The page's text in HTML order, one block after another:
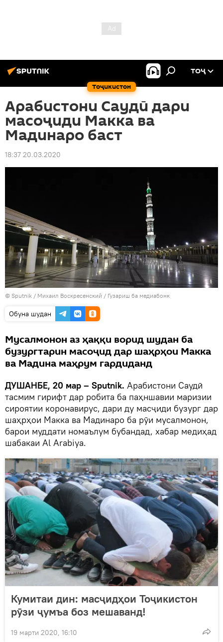
Тоҷикистон
ТОҶ
Арабистони Саудӣ дари
масоҷиди Макка ва
Мадинаро баст
18:37 20.03.2020
© Sputnik / Михаил Воскресенский / Гузариш ба медиабонк
Обуна шудан
Мусалмонон аз ҳаққи ворид шудан ба
бузургтарин масоҷид дар шаҳрҳои Макка
ва Мадина маҳрум гардиданд
ДУШАНБЕ, 20 мар – Sputnik. Арабистони Саудӣ
тасмим гирифт дар робита ба паҳншавии маризии
сироятии коронавирус, дари ду масҷиди бузург дар
шаҳрҳои Макка ва Мадинаро ба рӯи мусалмонон,
барои муддати номаълум бубандад, хабар медиҳад
шабакаи Al Arabiya.
Кумитаи дин: масҷидҳои Тоҷикистон
рӯзи ҷумъа боз мешаванд!
19 марти 2020, 16:10